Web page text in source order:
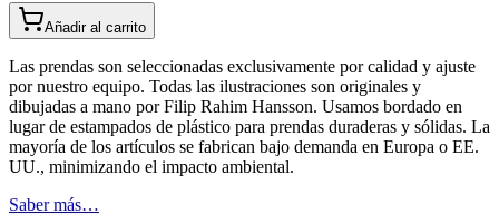
Añadir al carrito
Las prendas son seleccionadas exclusivamente por calidad y ajuste
por nuestro equipo. Todas las ilustraciones son originales y
dibujadas a mano por Filip Rahim Hansson. Usamos bordado en
lugar de estampados de plástico para prendas duraderas y sólidas. La
mayoría de los artículos se fabrican bajo demanda en Europa o EE.
UU., minimizando el impacto ambiental.
Saber más…